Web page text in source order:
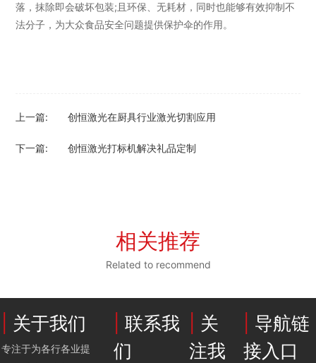
落，抹除即会破坏包装;且环保、无耗材，同时也能够有效抑制不
法分子，为大众食品安全问题提供保护伞的作用。
上一篇: 创恒激光在厨具行业激光切割应用
下一篇: 创恒激光打标机解决礼品定制
相关推荐
Related to recommend
关于我们
专注于为各行各业提
联系我
们
关
注我
导航链
接入口